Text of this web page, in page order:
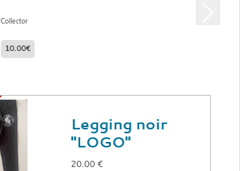
Collector
10.00€
Legging noir
"LOGO"
20.00 €